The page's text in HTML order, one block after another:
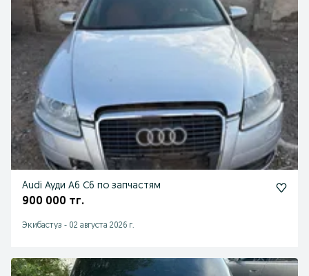
Audi Ауди А6 С6 по запчастям
900 000 тг.
Экибастуз - 02 августа 2026 г.